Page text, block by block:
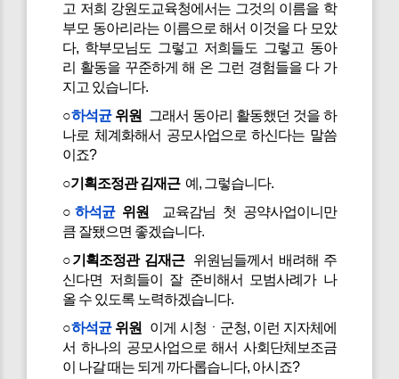
고 저희 강원도교육청에서는 그것의 이름을 학
부모 동아리라는 이름으로 해서 이것을 다 모았
다, 학부모님도 그렇고 저희들도 그렇고 동아
리 활동을 꾸준하게 해 온 그런 경험들을 다 가
지고 있습니다.
○하석균위원
그래서 동아리 활동했던 것을 하
나로 체계화해서 공모사업으로 하신다는 말씀
이죠?
○기획조정관 김재근예, 그렇습니다.
○ 하석균위원 교육감님 첫 공약사업이니만
큼 잘됐으면 좋겠습니다.
○기획조정관 김재근위원님들께서 배려해 주
신다면 저희들이 잘 준비해서 모범사례가 나
올 수 있도록 노력하겠습니다.
○하석균위원
이게 시청ㆍ군청, 이런 지자체에
서 하나의 공모사업으로 해서 사회단체보조금
이 나갈 때는 되게 까다롭습니다, 아시죠?